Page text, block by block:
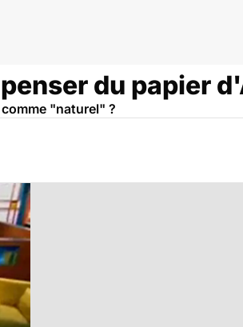
du papier
"naturel" ?